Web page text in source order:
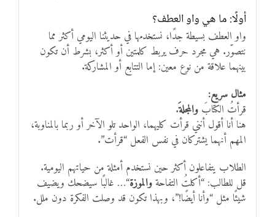
أولًا: ما هي واو العطف؟
واو العطف بسيطة جدًا، نستخدمها في حديثنا اليومي أكثر مما
نتصوّر. هي مجرد حرف يربط كلمتين أو أكثر، بشرط أن تكون
بينهما علاقة من نوع معين: إما التتابع أو المشاركة.
مثال سريع:
قرأتُ الكتابَ والمجلةَ.
هنا أنا أقول أنني قرأت كليهما، الواحد تلو الآخر أو ربما بالمناوبة،
المهم أنهما يشتركان في نفس الفعل “قرأت”.
الطلاب يتفاعلون أكثر حين نستخدم أمثلة من حياتهم اليومية.
قل للطالب: “أكلتُ التفاحةوالموزة“… غالبًا سيضحك ويضيف
شيئًا مثل “وأنا أيضًا!”، وبهذا تكون قد وصلت الفكرة دون ملل.